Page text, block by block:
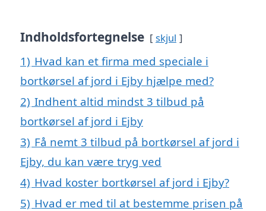
Indholdsfortegnelse skjul
1) Hvad kan et firma med speciale i
bortkørsel af jord i Ejby hjælpe med?
2) Indhent altid mindst 3 tilbud på
bortkørsel af jord i Ejby
3) Få nemt 3 tilbud på bortkørsel af jord i
Ejby, du kan være tryg ved
4) Hvad koster bortkørsel af jord i Ejby?
5) Hvad er med til at bestemme prisen på